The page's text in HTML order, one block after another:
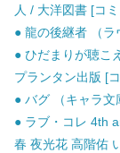
人 / 大洋図書 [コ
● 龍の後継者 （
● ひだまりが聴こ
プランタン出版 [
● バグ （キャラ
● ラブ・コレ 4th
春 夜光花 高階佑